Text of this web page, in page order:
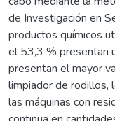
de Investigación en
productos químicos
el 53,3 % presentan
presentan el mayor
limpiador de rodillos,
las máquinas con